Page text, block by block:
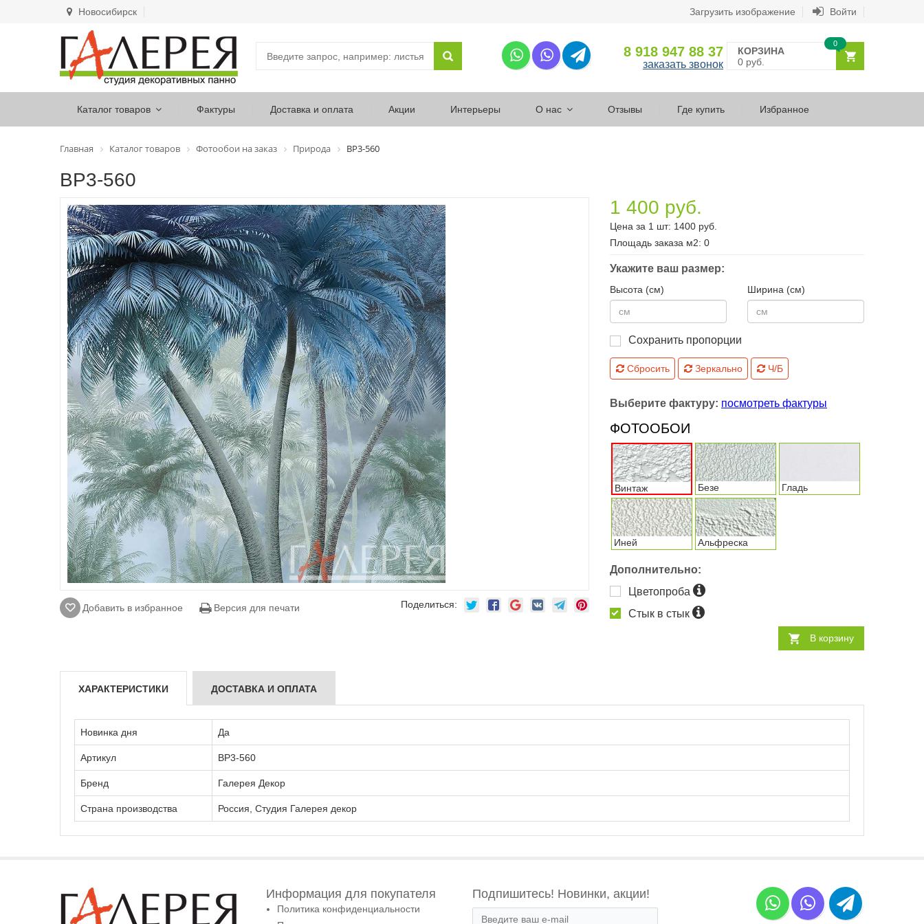
Новосибирск Загрузить изображение Войти
8 918 947 88 37
заказать звонок
КОРЗИНА
0 руб.
0
Каталог товаров Фактуры Доставка и оплата Акции Интерьеры О нас Отзывы Где купить Избранное
Главная Каталог товаров Фотообои на заказ Природа ВР3-560
ВР3-560
Добавить в избранное Версия для печати Поделиться:
1 400 руб.
Цена за 1 шт: 1400 руб.
Площадь заказа м2: 0
Укажите ваш размер:
Высота (см) Ширина (см)
Сохранить пропорции
Сбросить Зеркально Ч/Б
Выберите фактуру: посмотреть фактуры
ФОТООБОИ
Винтаж Безе Гладь
Иней Альфреска
Дополнительно:
Цветопроба
Стык в стык
В корзину
ХАРАКТЕРИСТИКИ ДОСТАВКА И ОПЛАТА
Новинка дня Да
Артикул ВР3-560
Бренд Галерея Декор
Страна производства Россия, Студия Галерея декор
Информация для покупателя
Политика конфиденциальности
Подпишитесь! Новинки, акции!